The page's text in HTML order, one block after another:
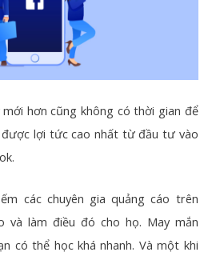
hơn cũng không có thời gian để
được lợi tức cao nhất từ đầu tư vào
các chuyên gia quảng cáo trên
và làm điều đó cho họ. May mắn
có thể học khá nhanh. Và một khi